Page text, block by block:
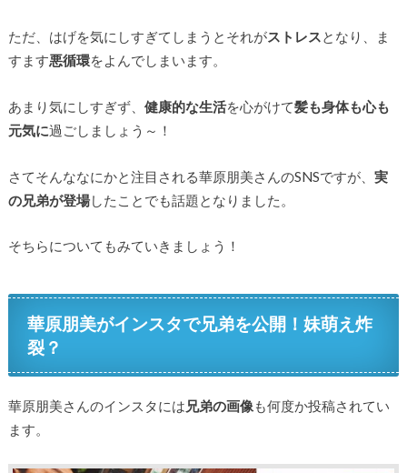
ただ、はげを気にしすぎてしまうとそれがストレスとなり、ま
すます悪循環をよんでしまいます。
あまり気にしすぎず、 健康的な生活を心がけて髪も身体も心も
元気に過ごしましょう～！
さてそんななにかと注目される華原朋美さんのSNSですが、 実
の兄弟が登場したことでも話題となりました。
そちらについてもみていきましょう！
華原朋美がインスタで兄弟を公開！妹萌え炸
裂？
華原朋美さんのインスタには 兄弟の画像 も何度か投稿されてい
ます。